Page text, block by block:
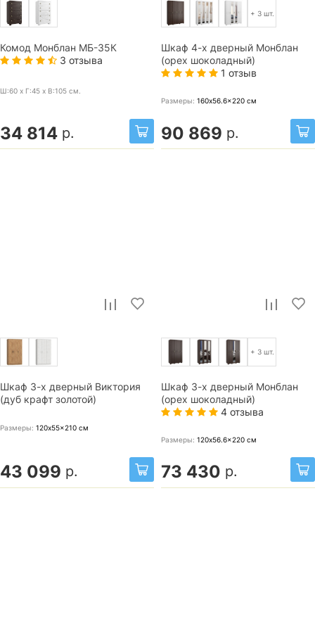
Комод Монблан МБ-35К
3 отзыва
Ш:60 x Г:45 x В:105 см.
34 814 р.
+ 3 шт.
Шкаф 4-х дверный Монблан
(орех шоколадный)
1 отзыв
Размеры: 160x56.6x220 см
90 869 р.
Шкаф 3-х дверный Виктория
(дуб крафт золотой)
Размеры: 120x55x210 см
43 099 р.
+ 3 шт.
Шкаф 3-х дверный Монблан
(орех шоколадный)
4 отзыва
Размеры: 120x56.6x220 см
73 430 р.